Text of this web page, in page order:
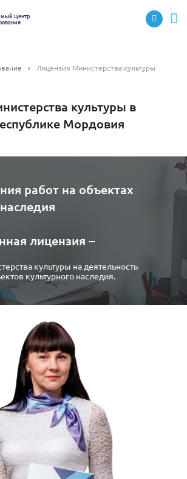
Центр
Лицензия Министерства культуры
культуры в
Мордовия
работ на объектах
лицензия –
культуры на деятельность
культурного наследия.